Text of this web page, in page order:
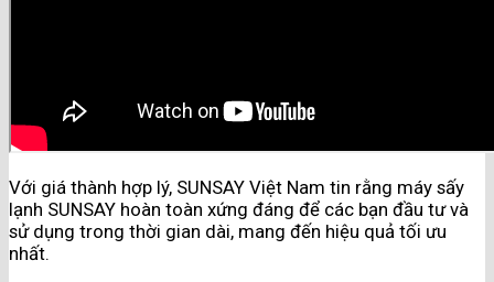
Với giá thành hợp lý, SUNSAY Việt Nam tin rằng máy sấy
lạnh SUNSAY hoàn toàn xứng đáng để các bạn đầu tư và
sử dụng trong thời gian dài, mang đến hiệu quả tối ưu
nhất.